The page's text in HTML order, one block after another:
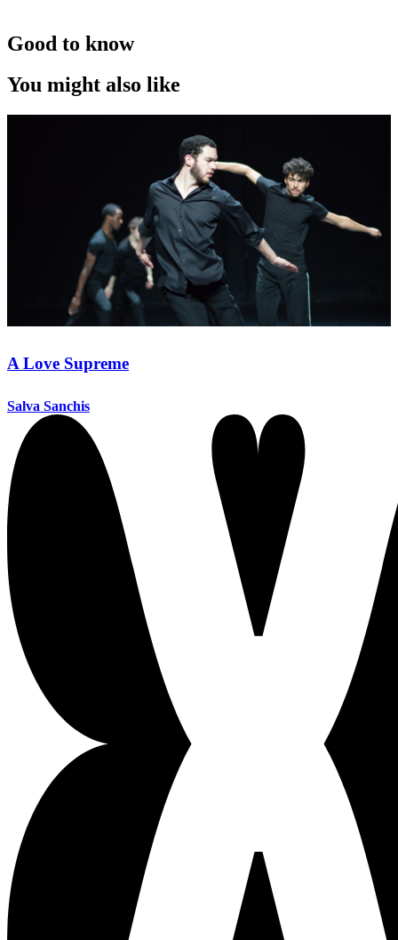
Good to know
You might also like
A Love Supreme
Salva Sanchis